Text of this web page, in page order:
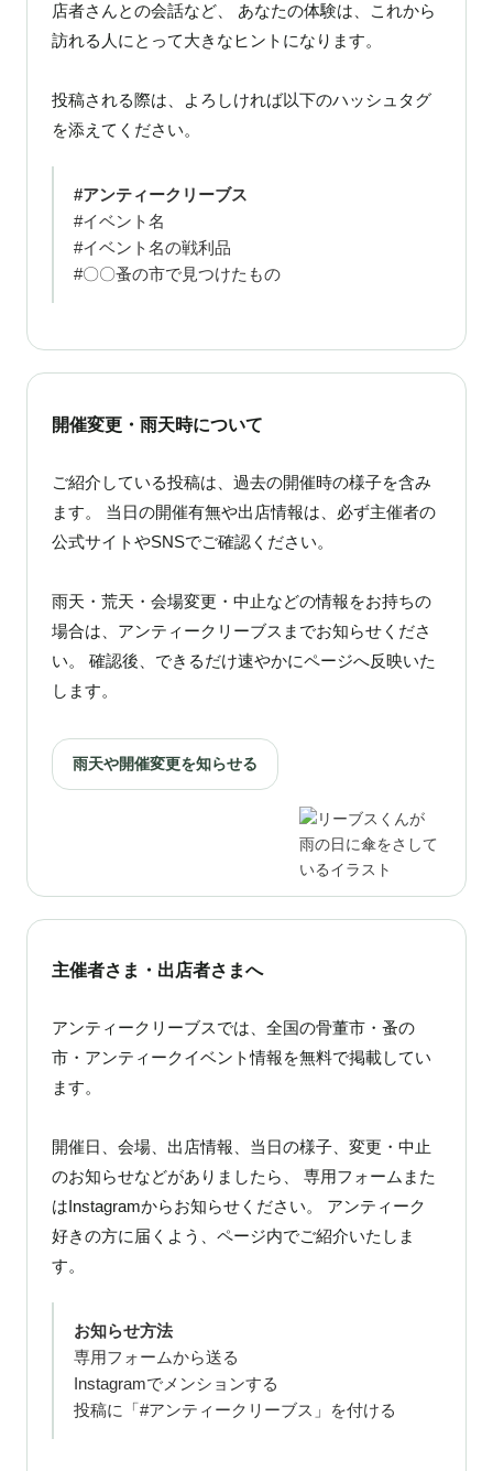
店者さんとの会話など、 あなたの体験は、これから
訪れる人にとって大きなヒントになります。
投稿される際は、よろしければ以下のハッシュタグ
を添えてください。
#アンティークリーブス
#イベント名
#イベント名の戦利品
#〇〇蚤の市で見つけたもの
開催変更・雨天時について
ご紹介している投稿は、過去の開催時の様子を含み
ます。 当日の開催有無や出店情報は、必ず主催者の
公式サイトやSNSでご確認ください。
雨天・荒天・会場変更・中止などの情報をお持ちの
場合は、アンティークリーブスまでお知らせくださ
い。 確認後、できるだけ速やかにページへ反映いた
します。
雨天や開催変更を知らせる
主催者さま・出店者さまへ
アンティークリーブスでは、全国の骨董市・蚤の
市・アンティークイベント情報を無料で掲載してい
ます。
開催日、会場、出店情報、当日の様子、変更・中止
のお知らせなどがありましたら、 専用フォームまた
はInstagramからお知らせください。 アンティーク
好きの方に届くよう、ページ内でご紹介いたしま
す。
お知らせ方法
専用フォームから送る
Instagramでメンションする
投稿に「#アンティークリーブス」を付ける